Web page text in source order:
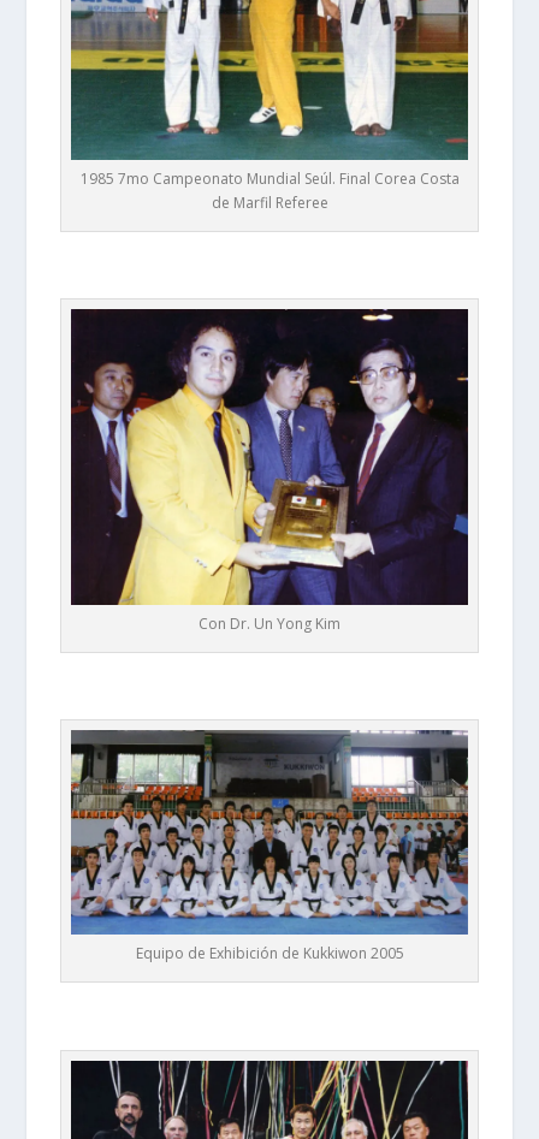
1985 7mo Campeonato Mundial Seúl. Final Corea Costa
de Marfil Referee
Con Dr. Un Yong Kim
Equipo de Exhibición de Kukkiwon 2005